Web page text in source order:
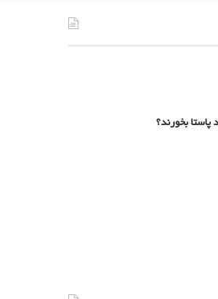
پاستا بخورند؟